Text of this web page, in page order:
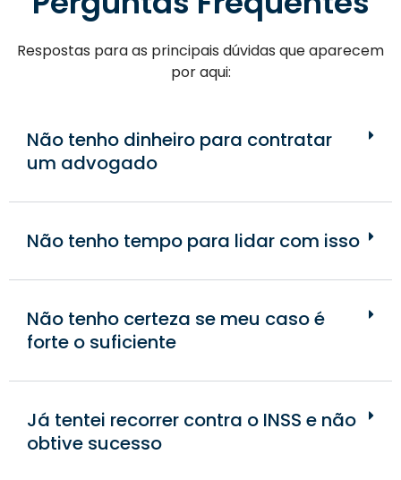
Respostas para as principais dúvidas que aparecem
por aqui:
Não tenho dinheiro para contratar
um advogado
Não tenho tempo para lidar com isso
Não tenho certeza se meu caso é
forte o suficiente
Já tentei recorrer contra o INSS e não
obtive sucesso